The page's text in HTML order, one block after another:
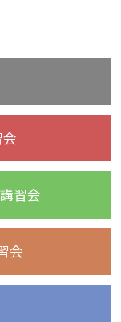
習会
会